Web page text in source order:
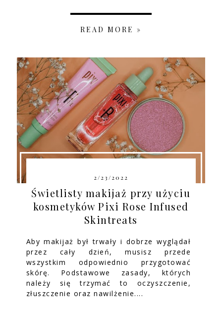
READ MORE »
2/23/2022
Świetlisty makijaż przy użyciu
kosmetyków Pixi Rose Infused
Skintreats
Aby makijaż był trwały i dobrze wyglądał
przez cały dzień, musisz przede
wszystkim odpowiednio przygotować
skórę. Podstawowe zasady, których
należy się trzymać to oczyszczenie,
złuszczenie oraz nawilżenie....